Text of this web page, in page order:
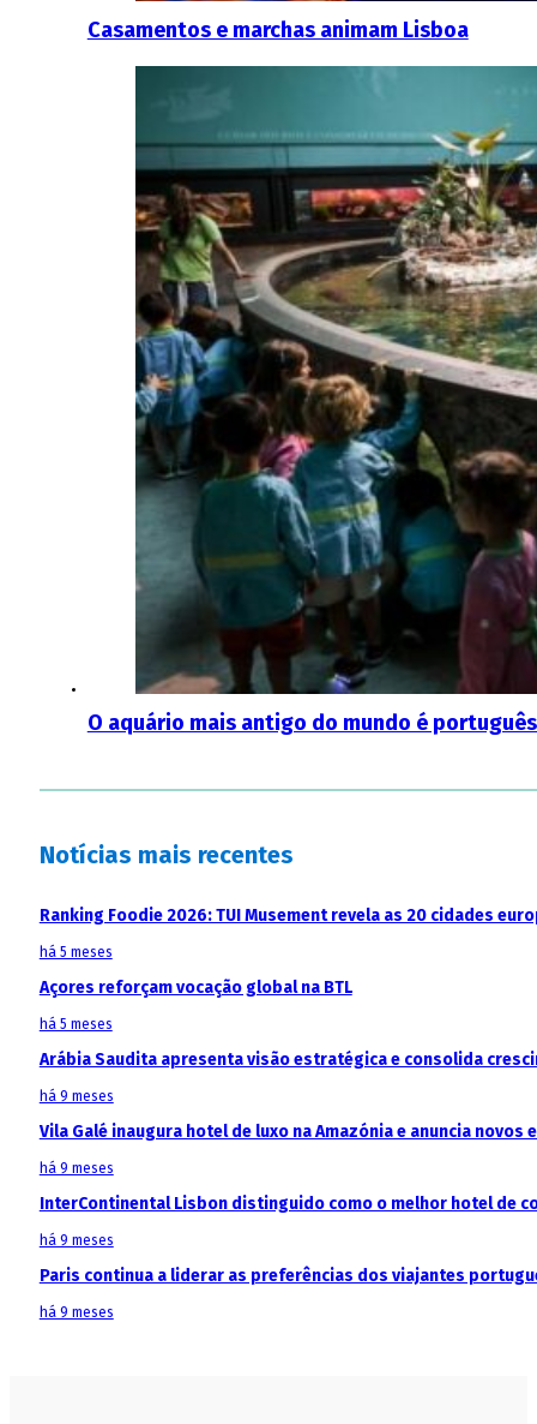
Casamentos e marchas animam Lisboa
O aquário mais antigo do mundo é
Notícias mais recentes
Ranking Foodie 2026: TUI Musement revela as 20 cidades
há 5 meses
Açores reforçam vocação global na BTL
há 5 meses
Arábia Saudita apresenta visão estratégica e consolida
há 9 meses
Vila Galé inaugura hotel de luxo na Amazónia e anuncia
há 9 meses
InterContinental Lisbon distinguido como o melhor hotel de
há 9 meses
Paris continua a liderar as preferências dos viajantes
há 9 meses